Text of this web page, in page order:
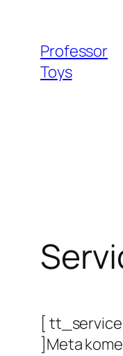
contentProfessor
Toys
[ tt_service
]Meta